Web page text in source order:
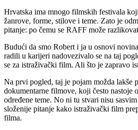
Hrvatska ima mnogo filmskih festivala
žanrove, forme, stilove i teme. Zato je
pitanje: po čemu se RAFF može
Budući da smo Robert i ja u osnovi
radili u karijeri nadovezivalo se na taj
se za istraživački film. Ali što je zapravo
Na prvi pogled, taj je pojam možda lakše
dokumentarne filmove, koji često
određene teme. No ni tu stvari nisu
složenije pitanje kako istraživački film
filma.